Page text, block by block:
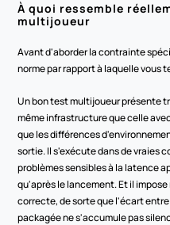
À quoi ressemble
multijoueur
Avant d'aborder la contrainte
norme par rapport à laquelle vous
Un bon test multijoueur présente
même infrastructure que celle
que les différences
sortie. Il s'exécute dans de vraies
problèmes sensibles à la latence
qu'après le lancement. Et il
correcte, de sorte que l'écart
packagée ne s'accumule pas